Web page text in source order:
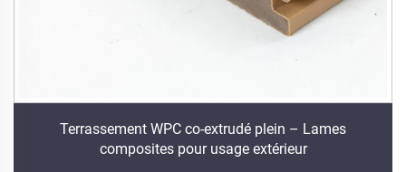
Terrassement WPC co-extrudé plein – Lames
composites pour usage extérieur